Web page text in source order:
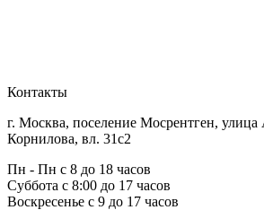
Контакты
г. Москва, поселение Мосрентген, улица
Корнилова, вл. 31с2
Пн - Пн с 8 до 18 часов
Суббота с 8:00 до 17 часов
Воскресенье с 9 до 17 часов